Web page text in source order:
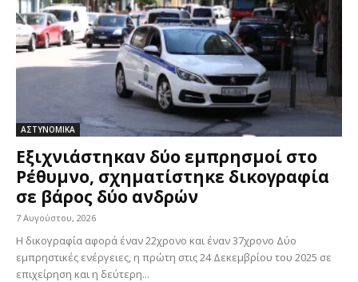
ΑΣΤΥΝΟΜΙΚΑ
Εξιχνιάστηκαν δύο εμπρησμοί στο
Ρέθυμνο, σχηματίστηκε δικογραφία
σε βάρος δύο ανδρών
7 Αυγούστου, 2026
Η δικογραφία αφορά έναν 22χρονο και έναν 37χρονο Δύο
εμπρηστικές ενέργειες, η πρώτη στις 24 Δεκεμβρίου του 2025 σε
επιχείρηση και η δεύτερη...